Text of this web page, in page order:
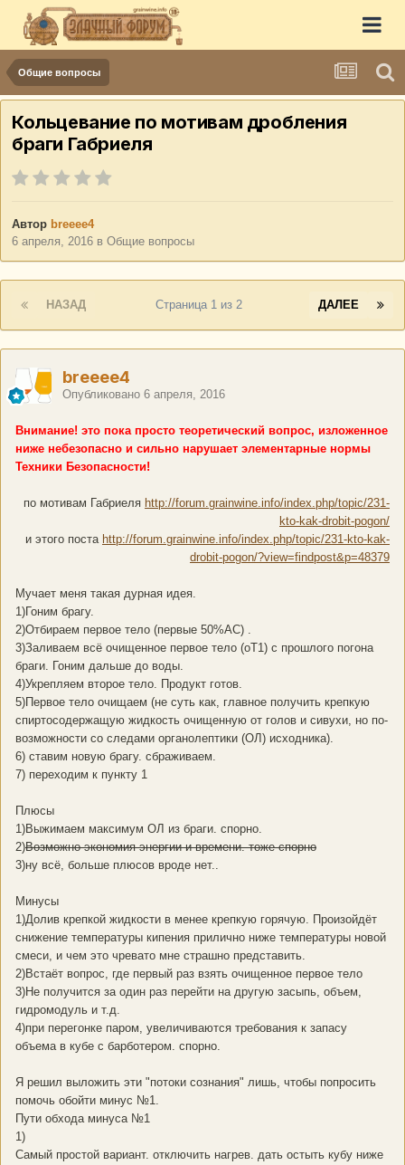
Общие вопросы
Кольцевание по мотивам дробления
браги Габриеля
Автор breeee4
6 апреля, 2016 в Общие вопросы
НАЗАД ДАЛЕЕ
Страница 1 из 2
breeee4
Опубликовано 6 апреля, 2016
Внимание! это пока просто теоретический вопрос, изложенное
ниже небезопасно и сильно нарушает элементарные нормы
Техники Безопасности!
по мотивам Габриеля http://forum.grainwine.info/index.php/topic/231-
kto-kak-drobit-pogon/
и этого поста http://forum.grainwine.info/index.php/topic/231-kto-kak-
drobit-pogon/?view=findpost&p=48379
Мучает меня такая дурная идея.
1)Гоним брагу.
2)Отбираем первое тело (первые 50%АС) .
3)Заливаем всё очищенное первое тело (оТ1) с прошлого погона
браги. Гоним дальше до воды.
4)Укрепляем второе тело. Продукт готов.
5)Первое тело очищаем (не суть как, главное получить крепкую
спиртосодержащую жидкость очищенную от голов и сивухи, но по-
возможности со следами органолептики (ОЛ) исходника).
6) ставим новую брагу. сбраживаем.
7) переходим к пункту 1
Плюсы
1)Выжимаем максимум ОЛ из браги. спорно.
2)Возможно экономия энергии и времени. тоже спорно
3)ну всё, больше плюсов вроде нет..
Минусы
1)Долив крепкой жидкости в менее крепкую горячую. Произойдёт
снижение температуры кипения прилично ниже температуры новой
смеси, и чем это чревато мне страшно представить.
2)Встаёт вопрос, где первый раз взять очищенное первое тело
3)Не получится за один раз перейти на другую засыпь, объем,
гидромодуль и т.д.
4)при перегонке паром, увеличиваются требования к запасу
объема в кубе с барботером. спорно.
Я решил выложить эти "потоки сознания" лишь, чтобы попросить
помочь обойти минус №1.
Пути обхода минуса №1
1)
Самый простой вариант. отключить нагрев. дать остыть кубу ниже